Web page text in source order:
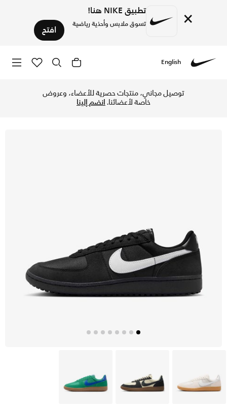
× تطبيق NIKE هنا!
تسوق ملابس وأحذية رياضية افتح
English
توصيل مجاني، منتجات حصرية للأعضاء، وعروض
خاصة لأعضائنا.انضم إلينا
ايفوري بنى أخضر